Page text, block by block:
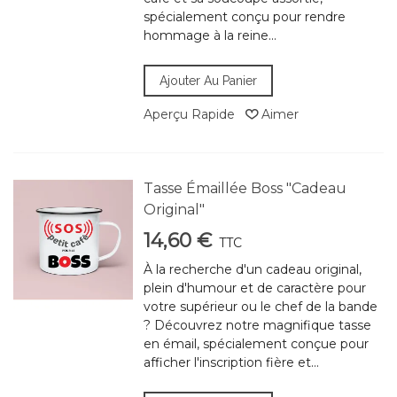
spécialement conçu pour rendre
hommage à la reine...
Ajouter Au Panier
Aperçu Rapide Aimer
Tasse Émaillée Boss "Cadeau
Original"
14,60 € TTC
À la recherche d'un cadeau original,
plein d'humour et de caractère pour
votre supérieur ou le chef de la bande
? Découvrez notre magnifique tasse
en émail, spécialement conçue pour
afficher l'inscription fière et...